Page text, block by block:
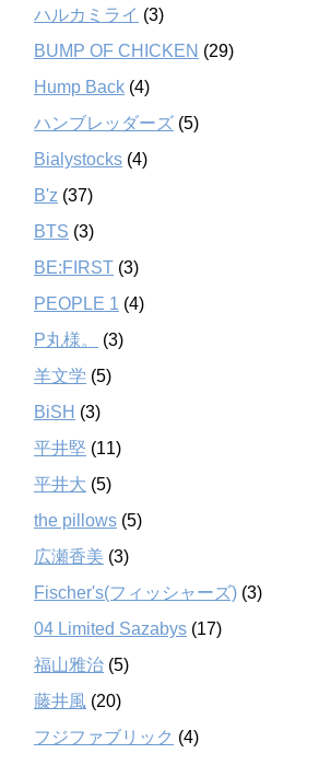
ハルカミライ (3)
BUMP OF CHICKEN (29)
Hump Back (4)
ハンブレッダーズ (5)
Bialystocks (4)
B'z (37)
BTS (3)
BE:FIRST (3)
PEOPLE 1 (4)
P丸様。
(3)
羊文学 (5)
BiSH (3)
平井堅 (11)
平井大 (5)
the pillows (5)
広瀬香美 (3)
Fischer's(フィッシャーズ) (3)
04 Limited Sazabys (17)
福山雅治 (5)
藤井風 (20)
フジファブリック (4)